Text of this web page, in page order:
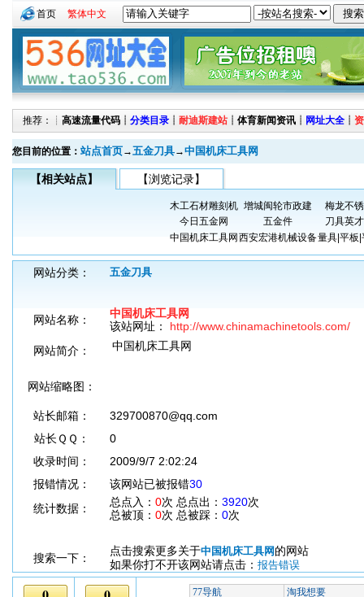
首页 繁体中文
推荐：┊ 高速流量代码 ┊ 分类目录 ┊ 耐迪斯建站 ┊ 体育新闻资讯 ┊ 网址大全 ┊
您目前的位置： 站点首页→五金刀具→中国机床工具网
【相关站点】 【浏览记录】
木工石材雕刻机 增城闽轮市政建
梅龙不
今日五金网
五金件
刀具英
中国机床工具网 西安宏港机械设备量具|平板|
网站分类： 五金刀具
网站名称：
中国机床工具网
该站网址： http://www.chinamachinetools.com/
网站简介：
中国机床工具网
网站缩略图：
站长邮箱：
329700870@qq.com
站长ＱＱ：
0
收录时间：
2009/9/7 2:02:24
报错情况：
该网站已被报错30
统计数据：
总点入： 0次 总点出： 3920次
总被顶： 0次 总被踩： 0次
搜索一下：
点击搜索更多关于中国机床工具网 的网站
如果你打不开该网站请点击： 报告错误